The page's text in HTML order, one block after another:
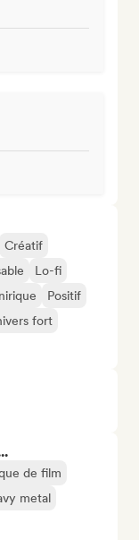
Créatif
Lo-fi
Positif
fort
de film
metal